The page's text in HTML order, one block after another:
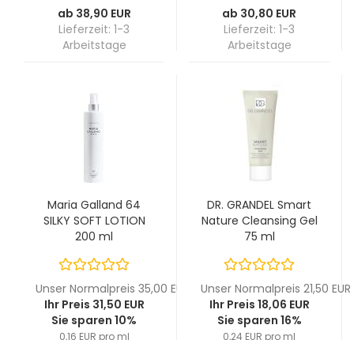
ab 38,90 EUR
Lieferzeit: 1-3
Arbeitstage
ab 30,80 EUR
Lieferzeit: 1-3
Arbeitstage
Maria Galland 64
SILKY SOFT LOTION
200 ml
Unser Normalpreis 35,00 EUR
Ihr Preis 31,50 EUR
Sie sparen 10%
0,16 EUR pro ml
DR. GRANDEL Smart
Nature Cleansing Gel
75 ml
Unser Normalpreis 21,50 EUR
Ihr Preis 18,06 EUR
Sie sparen 16%
0,24 EUR pro ml